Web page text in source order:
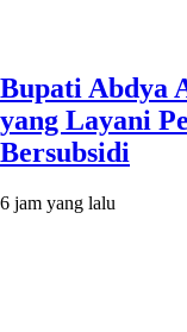
Bupati Abdya
yang Layani
Bersubsidi
6 jam yang lalu